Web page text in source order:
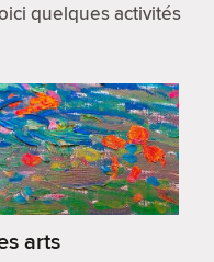
quelques activités
arts